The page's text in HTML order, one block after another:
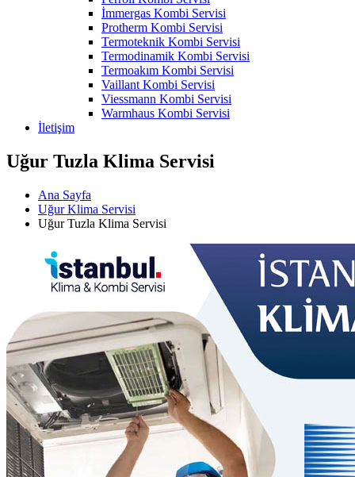
İmmergas Kombi Servisi
Protherm Kombi Servisi
Termoteknik Kombi Servisi
Termodinamik Kombi Servisi
Termoakım Kombi Servisi
Vaillant Kombi Servisi
Viessmann Kombi Servisi
Warmhaus Kombi Servisi
İletişim
Uğur Tuzla Klima Servisi
Ana Sayfa
Uğur Klima Servisi
Uğur Tuzla Klima Servisi